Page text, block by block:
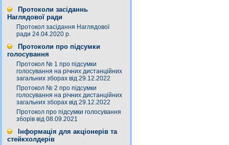
Протоколи засіданнь
Наглядової ради
Протокол засідання Наглядової
ради 24.04.2020 р.
Протоколи про підсумки
голосування
Протокол № 1 про підсумки
голосування на річних дистанційних
загальних зборах від 29.12.2022
Протокол № 2 про підсумки
голосування на річних дистанційних
загальних зборах від 29.12.2022
Протокол про підсумки голосування
зборів від 08.09.2021
Інформація для акціонерів та
стейкхолдерів